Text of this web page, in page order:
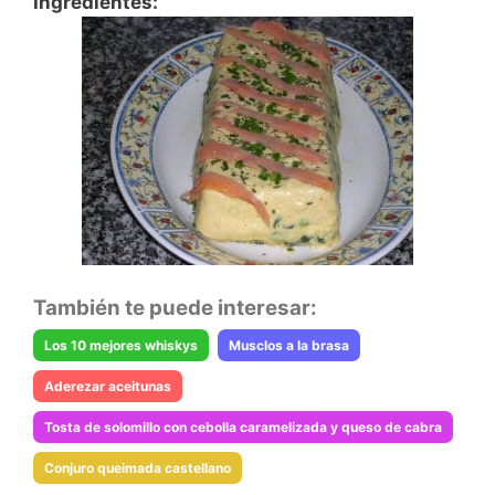
También te puede interesar:
Los 10 mejores whiskys Musclos a la brasa
Aderezar aceitunas
Tosta de solomillo con cebolla caramelizada y queso de cabra
Conjuro queimada castellano